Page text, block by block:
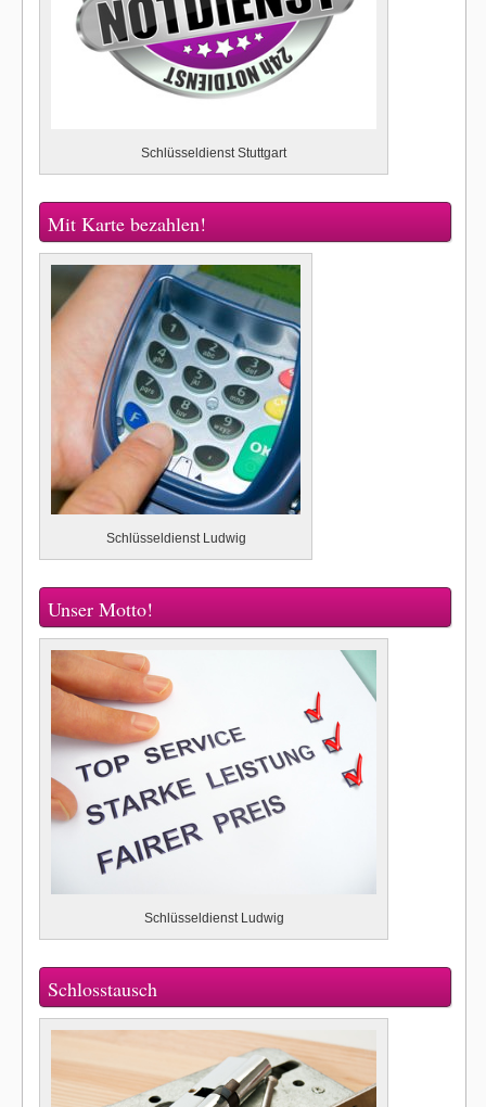
Schlüsseldienst Stuttgart
Mit Karte bezahlen!
Schlüsseldienst Ludwig
Unser Motto!
Schlüsseldienst Ludwig
Schlosstausch